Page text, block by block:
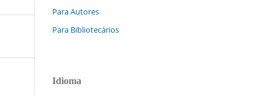
Para Autores
Para Bibliotecários
Idioma